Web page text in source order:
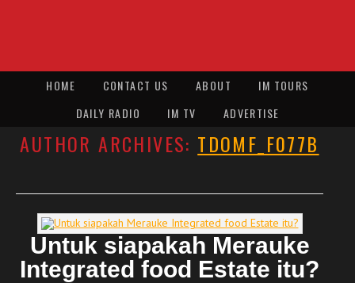
HOME CONTACT US ABOUT
IM TOURS
DAILY RADIO
IM TV ADVERTISE
AUTHOR ARCHIVES: TDOMF_F077B
Untuk siapakah Merauke
Integrated food Estate itu?